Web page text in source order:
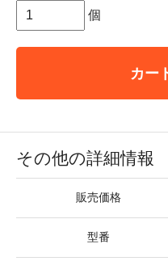
個
カー
その他の詳細情報
販売価格
型番